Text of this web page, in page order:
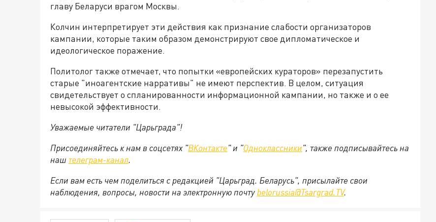
главу Беларуси врагом Москвы.
Колчин интерпретирует эти действия как признание слабости организаторов
кампании, которые таким образом демонстрируют свое дипломатическое и
идеологическое поражение.
Политолог также отмечает, что попытки «европейских кураторов» перезапустить
старые "иноагентские нарративы" не имеют перспектив. В целом, ситуация
свидетельствует о спланированности информационной кампании, но также и о ее
невысокой эффективности.
Уважаемые читатели "Царьграда"!
Присоединяйтесь к нам в соцсетях "ВКонтакте" и "Одноклассники", также подписывайтесь на
наш телеграм-канал.
Если вам есть чем поделиться с редакцией "Царьград. Беларусь", присылайте свои
наблюдения, вопросы, новости на электронную почту belorussia@Tsargrad.TV.